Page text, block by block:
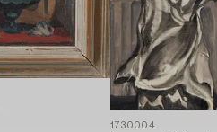
1730004